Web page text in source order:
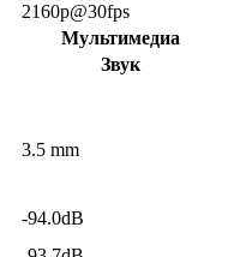
2160p@30fps
Мультимедиа
Звук
3.5 mm
-94.0dB